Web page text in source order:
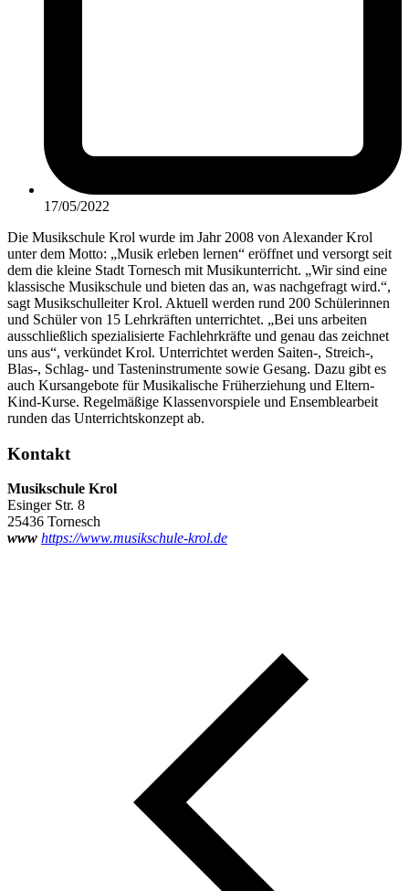
17/05/2022
Die Musikschule Krol wurde im Jahr 2008 von Alexander Krol
unter dem Motto: „Musik erleben lernen“ eröffnet und versorgt seit
dem die kleine Stadt Tornesch mit Musikunterricht. „Wir sind eine
klassische Musikschule und bieten das an, was nachgefragt wird.“,
sagt Musikschulleiter Krol. Aktuell werden rund 200 Schülerinnen
und Schüler von 15 Lehrkräften unterrichtet. „Bei uns arbeiten
ausschließlich spezialisierte Fachlehrkräfte und genau das zeichnet
uns aus“, verkündet Krol. Unterrichtet werden Saiten-, Streich-,
Blas-, Schlag- und Tasteninstrumente sowie Gesang. Dazu gibt es
auch Kursangebote für Musikalische Früherziehung und Eltern-
Kind-Kurse. Regelmäßige Klassenvorspiele und Ensemblearbeit
runden das Unterrichtskonzept ab.
Kontakt
Musikschule Krol
Esinger Str. 8
25436 Tornesch
www https://www.musikschule-krol.de